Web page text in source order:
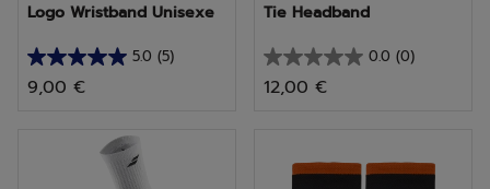
Logo Wristband Unisexe
5.0 (5)
5.0
sur
9,00 €
Tie Headband
0.0 (0)
0.0
sur
12,00 €